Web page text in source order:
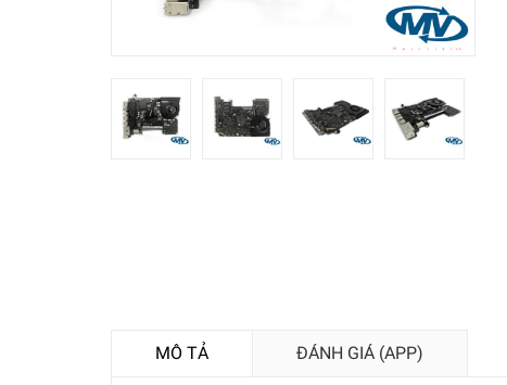
MÔ TẢ ĐÁNH GIÁ (APP)